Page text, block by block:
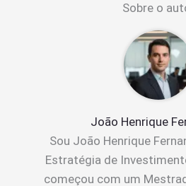
Sobre o
João Henrique
Sou João Henrique
Estratégia de
começou com um